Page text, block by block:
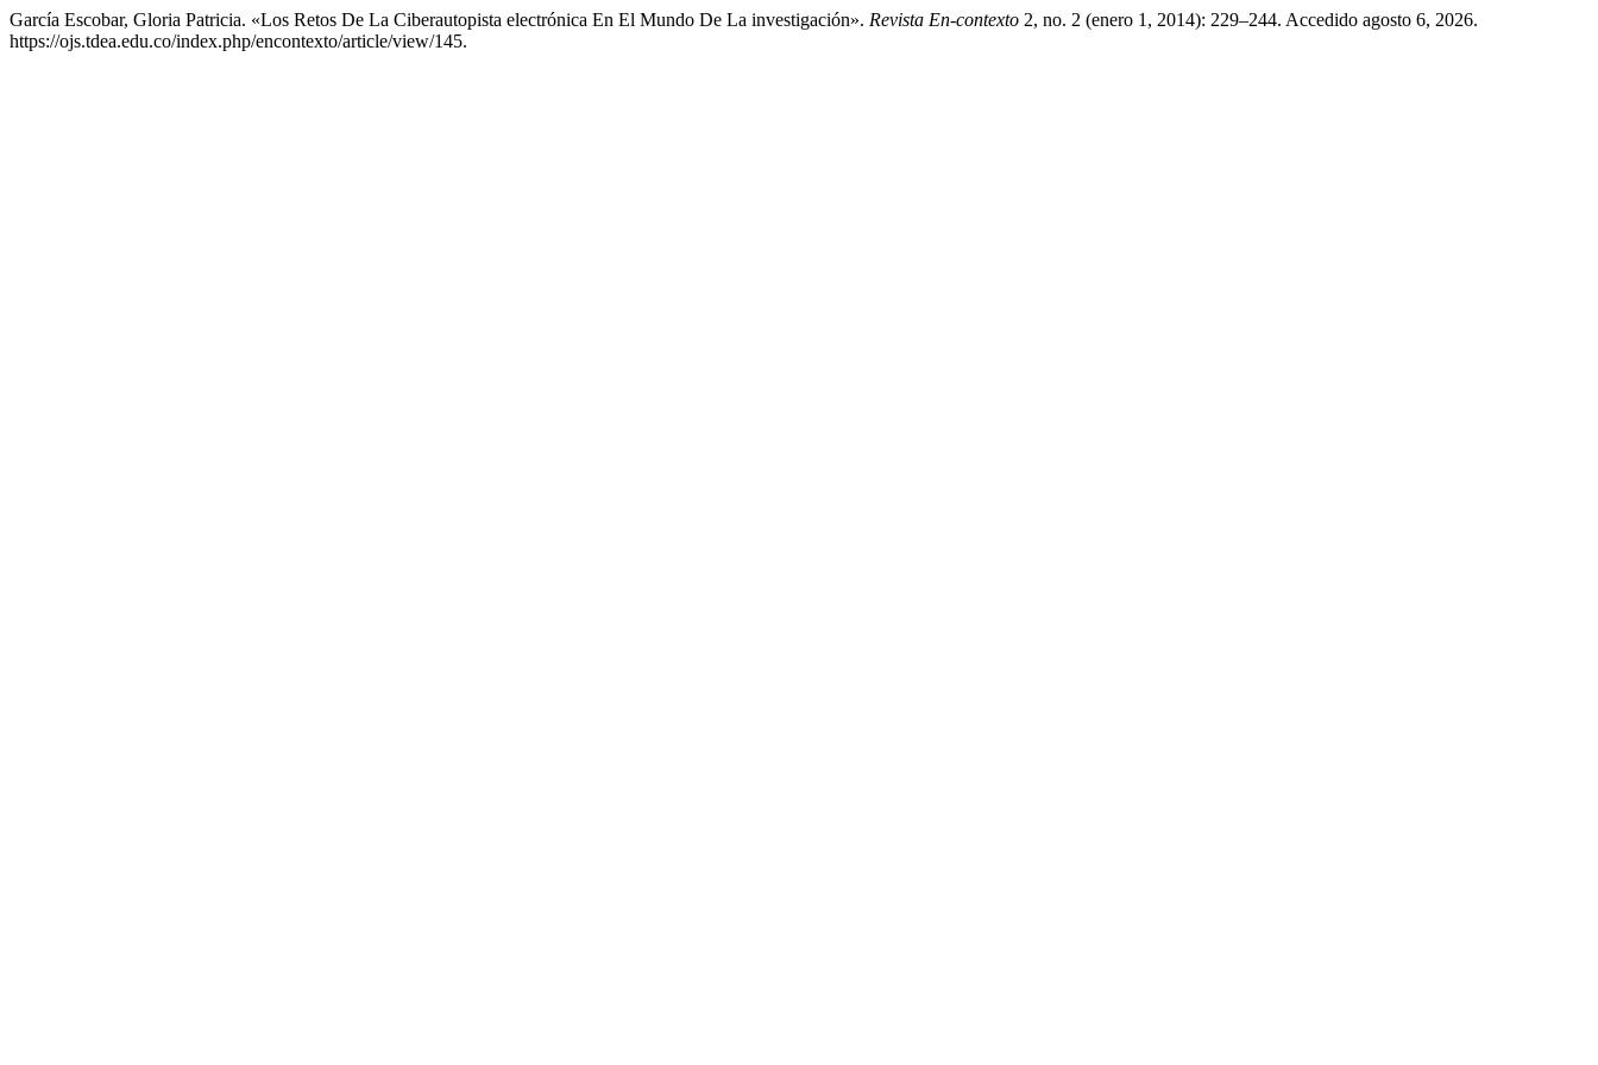
García Escobar, Gloria Patricia. «Los Retos De La Ciberautopista electrónica En El Mundo De La investigación». Revista En-contexto 2, no. 2 (enero 1, 2014): 229–244. Accedido agosto 6, 2026.
https://ojs.tdea.edu.co/index.php/encontexto/article/view/145.